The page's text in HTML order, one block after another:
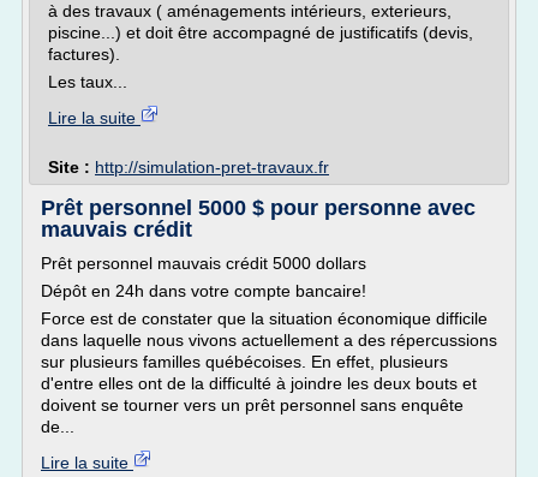
à des travaux ( aménagements intérieurs, exterieurs,
piscine...) et doit être accompagné de justificatifs (devis,
factures).
Les taux...
Lire la suite
Site : http://simulation-pret-travaux.fr
Prêt personnel 5000 $ pour personne avec
mauvais crédit
Prêt personnel mauvais crédit 5000 dollars
Dépôt en 24h dans votre compte bancaire!
Force est de constater que la situation économique difficile
dans laquelle nous vivons actuellement a des répercussions
sur plusieurs familles québécoises. En effet, plusieurs
d'entre elles ont de la difficulté à joindre les deux bouts et
doivent se tourner vers un prêt personnel sans enquête
de...
Lire la suite